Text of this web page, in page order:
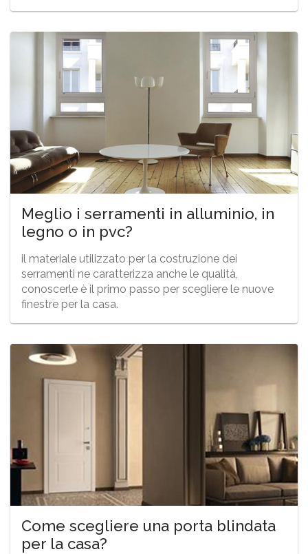
Meglio i serramenti in alluminio, in
legno o in pvc?
il materiale utilizzato per la costruzione dei
serramenti ne caratterizza anche le qualità,
conoscerle è il primo passo per scegliere le nuove
finestre per la casa.
Come scegliere una porta blindata
per la casa?